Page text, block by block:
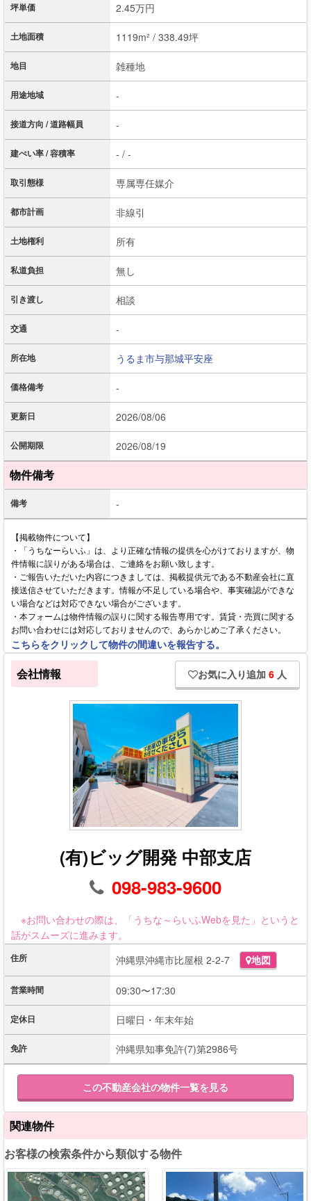
坪単価 2.45万円
土地面積 1119m² / 338.49坪
地目 雑種地
用途地域 -
接道方向 / 道路幅員 -
建ぺい率 / 容積率 - / -
取引態様 専属専任媒介
都市計画 非線引
土地権利 所有
私道負担 無し
引き渡し 相談
交通 -
所在地 うるま市与那城平安座
価格備考 -
更新日 2026/08/06
公開期限 2026/08/19
物件備考
備考 -
【掲載物件について】
・「うちなーらいふ」は、より正確な情報の提供を心がけておりますが、物
件情報に誤りがある場合は、ご連絡をお願い致します。
・ご報告いただいた内容につきましては、掲載提供元である不動産会社に直
接送信させていただきます。情報が不足している場合や、事実確認ができな
い場合などは対応できない場合がございます。
・本フォームは物件情報の誤りに関する報告専用です。賃貸・売買に関する
お問い合わせには対応しておりませんので、あらかじめご了承ください。
こちらをクリックして物件の間違いを報告する。
会社情報 お気に入り追加 6 人
(有)ビッグ開発 中部支店
098-983-9600
※お問い合わせの際は、「うちな～らいふWebを見た」というと
話がスムーズに進みます。
住所 沖縄県沖縄市比屋根 2-2-7 地図
営業時間 09:30〜17:30
定休日 日曜日・年末年始
免許 沖縄県知事免許(7)第2986号
この不動産会社の物件一覧を見る
関連物件
お客様の検索条件から類似する物件